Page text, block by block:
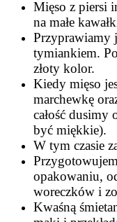
Mięso z piersi
na małe
Przyprawiamy
tymiankiem.
złoty kolor.
Kiedy mięso
marchewkę
całość
być miękkie).
W tym czasie
opakowaniu,
woreczków i
Kwaśną